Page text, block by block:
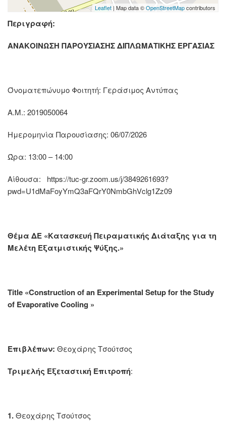
Leaflet | Map data ©OpenStreetMapcontributors
Περιγραφή:
ΑΝΑΚΟΙΝΩΣΗ ΠΑΡΟΥΣΙΑΣΗΣ ΔΙΠΛΩΜΑΤΙΚΗΣ ΕΡΓΑΣΙΑΣ
Όνοματεπώνυμο Φοιτητή: Γεράσιμος Αντύπας
Α.Μ.: 2019050064
Ημερομηνία Παρουσίασης: 06/07/2026
Ώρα: 13:00 – 14:00
Αίθουσα: https://tuc-gr.zoom.us/j/3849261693?
pwd=U1dMaFoyYmQ3aFQrY0NmbGhVclg1Zz09
Θέμα ΔE «Κατασκευή Πειραματικής Διάταξης για τη
Μελέτη Εξατμιστικής Ψύξης.»
Title «Construction of an Experimental Setup for the Study
of Evaporative Cooling »
Επιβλέπων: Θεοχάρης Τσούτσος
Τριμελής Εξεταστική Επιτροπή:
1.Θεοχάρης Τσούτσος